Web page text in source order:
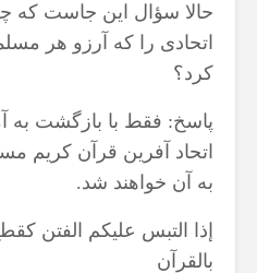
حالا سؤال این جاست که
اتحادی را که آرزو هر
کرد؟
پاسخ: فقط با بازگشت به
اتحاد آفرین قرآن کریم
به آن خواهند شد.
إذا التبس علیکم الفتن
بالقرآن